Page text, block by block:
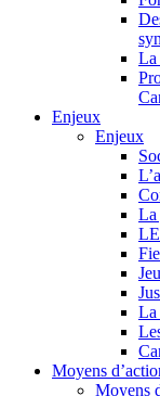
La
Enjeux
Enjeux
La
La
Moyens
Moyens